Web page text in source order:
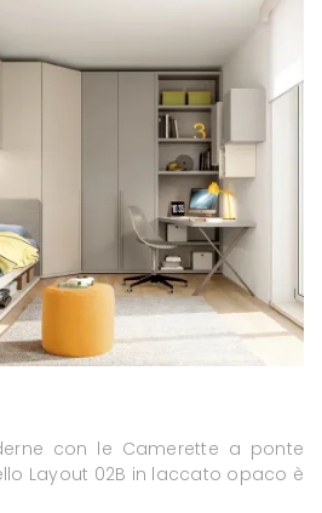
con le Camerette a ponte
Layout 02B in laccato opaco è